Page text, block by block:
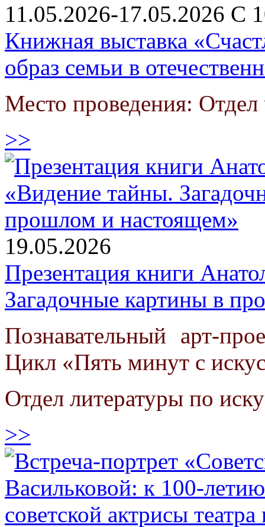
11.05.2026-17.05.2026 С
Книжная выставка
образ семьи в
Место проведения: Отдел
>>
19.05.2026
Презентация книги
Загадочные картины в
Познавательный арт-
Цикл «Пять минут с
Отдел литературы по
>>